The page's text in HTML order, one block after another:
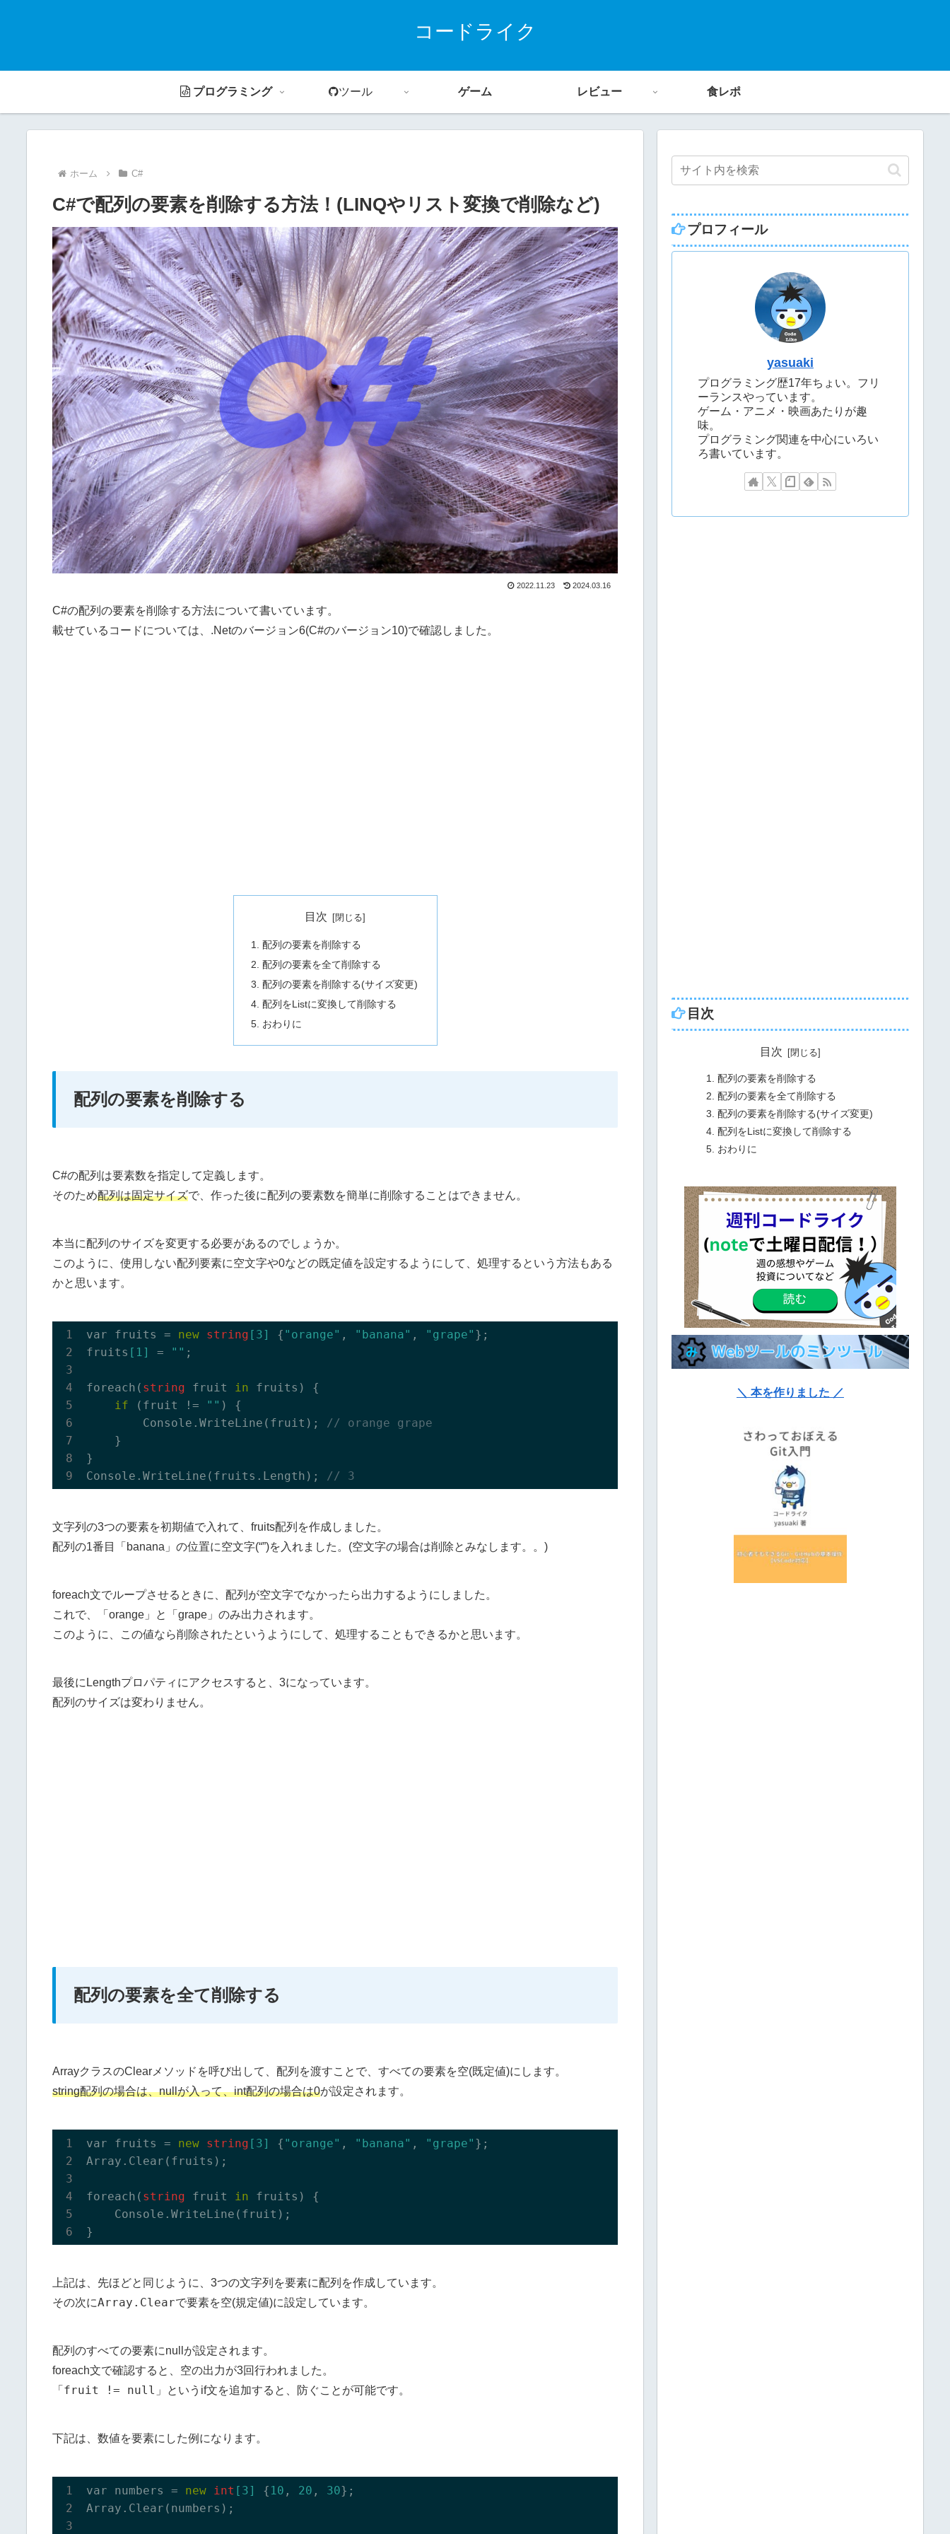
コードライク
プログラミング ツール ゲーム レビュー 食レポ
ホーム C#
C#で配列の要素を削除する方法！(LINQやリスト変換で削除など)
2022.11.23 2024.03.16
C#の配列の要素を削除する方法について書いています。
載せているコードについては、.Netのバージョン6(C#のバージョン10)で確認しました。
目次
配列の要素を削除する
配列の要素を全て削除する
配列の要素を削除する(サイズ変更)
配列をListに変換して削除する
おわりに
配列の要素を削除する
C#の配列は要素数を指定して定義します。
そのため配列は固定サイズで、作った後に配列の要素数を簡単に削除することはできません。
本当に配列のサイズを変更する必要があるのでしょうか。
このように、使用しない配列要素に空文字や0などの既定値を設定するようにして、処理するという方法もある
かと思います。
var fruits = new string [ 3] { "orange" , "banana" , "grape" };
fruits [ 1] = "" ;
foreach( string fruit in fruits) {
if (fruit != "" ) {
        Console.
WriteLine( fruit ) ; // orange grape
    }
}
Console. WriteLine( fruits .Length) ; // 3
文字列の3つの要素を初期値で入れて、fruits配列を作成しました。
配列の1番目「banana」の位置に空文字(“”)を入れました。(空文字の場合は削除とみなします。。)
foreach文でループさせるときに、配列が空文字でなかったら出力するようにしました。
これで、「orange」と「grape」のみ出力されます。
このように、この値なら削除されたというようにして、処理することもできるかと思います。
最後にLengthプロパティにアクセスすると、3になっています。
配列のサイズは変わりません。
配列の要素を全て削除する
ArrayクラスのClearメソッドを呼び出して、配列を渡すことで、すべての要素を空(既定値)にします。
string配列の場合は、nullが入って、int配列の場合は0が設定されます。
var fruits = new string [ 3] { "orange" , "banana" , "grape" };
Array. Clear( fruits ) ;
foreach( string fruit in fruits) {
    Console.
WriteLine( fruit ) ;
上記は、先ほどと同じように、3つの文字列を要素に配列を作成しています。
その次にArray.Clearで要素を空(規定値)に設定しています。
配列のすべての要素にnullが設定されます。
foreach文で確認すると、空の出力が3回行われました。
「 fruit != null 」というif文を追加すると、防ぐことが可能です。
下記は、数値を要素にした例になります。
var numbers = new int [ 3] { 10 , 20 , 30};
Array. Clear( numbers ) ;
プロフィール
yasuaki
プログラミング歴17年ちょい。フリ
ーランスやっています。
ゲーム・アニメ・映画あたりが趣
味。
プログラミング関連を中心にいろい
ろ書いています。
目次
目次
配列の要素を削除する
配列の要素を全て削除する
配列の要素を削除する(サイズ変更)
配列をListに変換して削除する
おわりに
＼ 本を作りました ／